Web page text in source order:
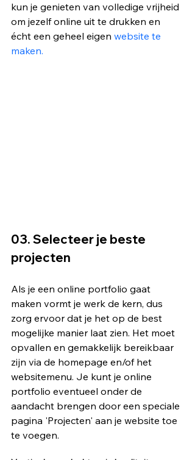
kun je genieten van volledige vrijheid
om jezelf online uit te drukken en
écht een geheel eigen website te
maken.
03. Selecteer je beste
projecten
Als je een online portfolio gaat
maken vormt je werk de kern, dus
zorg ervoor dat je het op de best
mogelijke manier laat zien. Het moet
opvallen en gemakkelijk bereikbaar
zijn via de homepage en/of het
websitemenu. Je kunt je online
portfolio eventueel onder de
aandacht brengen door een speciale
pagina 'Projecten' aan je website toe
te voegen.